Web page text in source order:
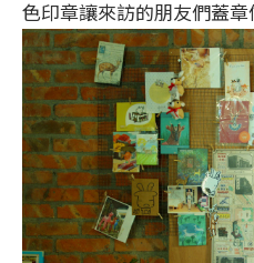
色印章讓來訪的朋友們蓋章